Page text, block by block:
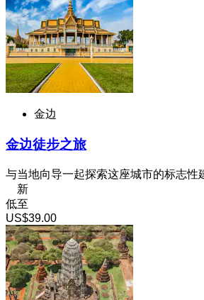
金边
金边徒步之旅
与当地向导一起探索这座城市的标志性
新
低至
US$39.00